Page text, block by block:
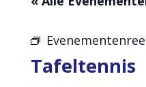
Tafeltennis